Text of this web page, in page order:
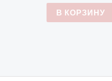
В КОРЗИНУ